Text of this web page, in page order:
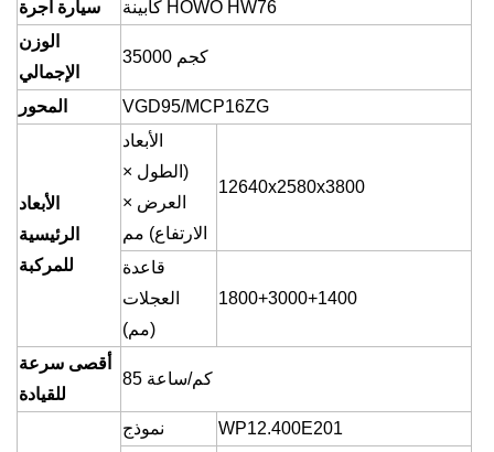
سيارة أجرة
كابينة HOWO HW76
الوزن
الإجمالي
35000 كجم
المحور VGD95/MCP16ZG
الأبعاد
الرئيسية
للمركبة
الأبعاد
(الطول ×
العرض ×
الارتفاع) مم
12640x2580x3800
قاعدة
العجلات
(مم)
1800+3000+1400
أقصى سرعة
للقيادة
85 كم/ساعة
نموذج
WP12.400E201